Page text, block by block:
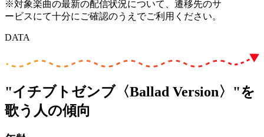
※対象楽曲の最新の配信状況について、遷移先のサ
ービスにて十分にご確認のうえでご利用ください。
DATA
"イチブトゼンブ〈Ballad Version〉"を
歌う人の傾向